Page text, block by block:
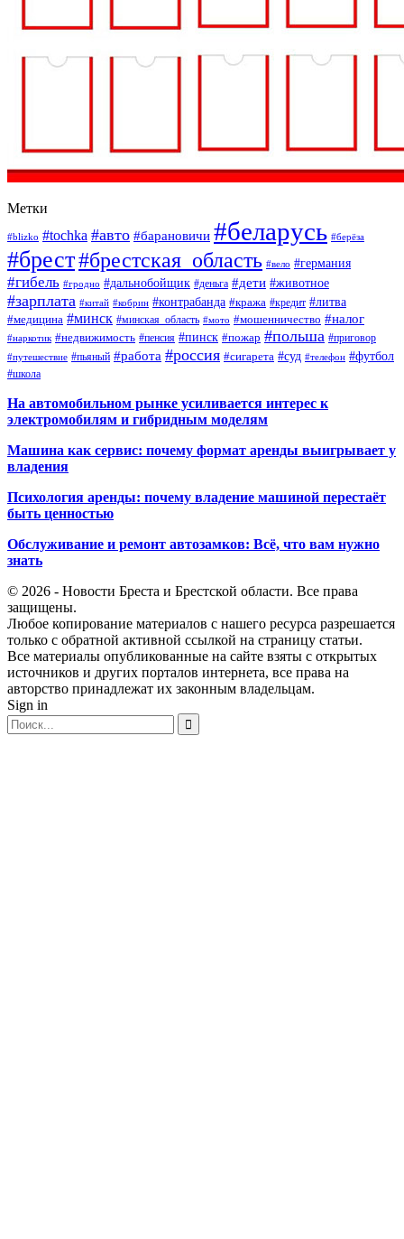
Метки
#blizko #tochka #авто #барановичи #беларусь #берёза
#брест#брестская_область #вело #германия
#гибель #гродно #дальнобойщик #деньга #дети #животное
#зарплата #китай #кобрин #контрабанда #кража #кредит #литва
#медицина #минск #минская_область #мото #мошенничество #налог
#наркотик #недвижимость #пенсия #пинск #пожар #польша #приговор
#путешествие #пьяный #работа #россия #сигарета #суд #телефон #футбол
#школа
На автомобильном рынке усиливается интерес к
электромобилям и гибридным моделям
Машина как сервис: почему формат аренды выигрывает у
владения
Психология аренды: почему владение машиной перестаёт
быть ценностью
Обслуживание и ремонт автозамков: Всё, что вам нужно
знать
© 2026 - Новости Бреста и Брестской области. Все права
защищены.
Любое копирование материалов с нашего ресурса разрешается
только с обратной активной ссылкой на страницу статьи.
Все материалы опубликованные на сайте взяты с открытых
источников и других порталов интернета, все права на
авторство принадлежат их законным владельцам.
Sign in